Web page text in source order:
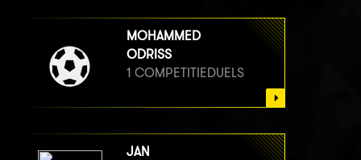
MOHAMMED
ODRISS
1 COMPETITIEDUELS
JAN